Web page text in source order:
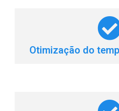
Otimização do